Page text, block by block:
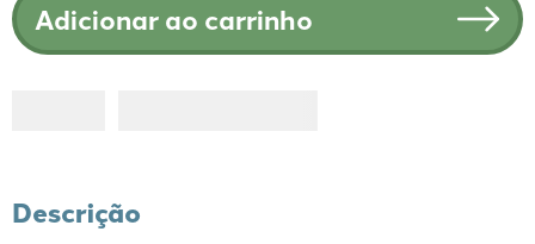
Adicionar ao carrinho
Descrição